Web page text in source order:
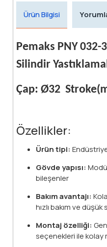
Ürün Bilgisi
Pemaks PNY
Silindir
Çap: Ø32
Özellikler:
Ürün tipi:
Gövde yapısı:
bileşenler
Bakım avantajı:
hızlı bakım ve
Montaj özelliği:
seçenekleri ile kolay